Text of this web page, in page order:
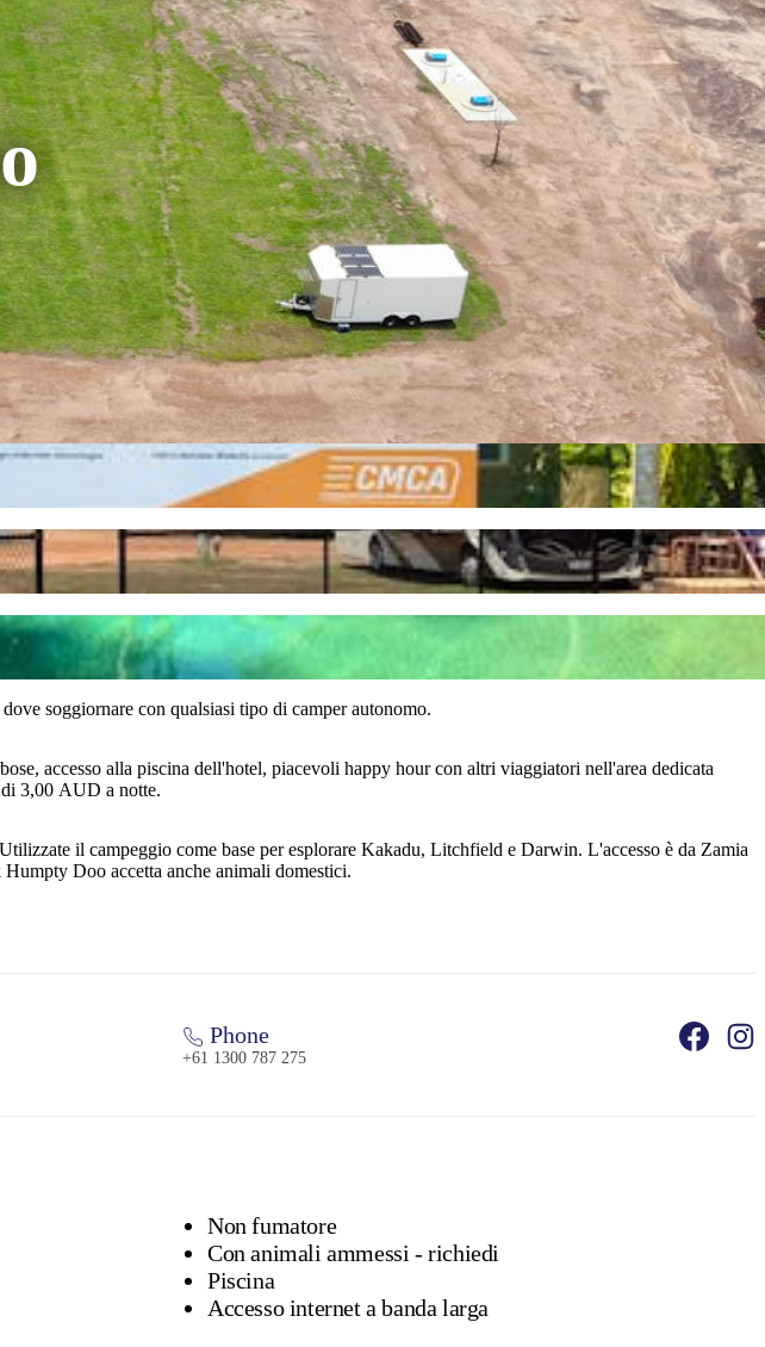
soggiornare con qualsiasi tipo di camper autonomo.
accesso alla piscina dell'hotel, piacevoli happy hour con altri viaggiatori nell'area dedicata
3,00 AUD a notte.
il campeggio come base per esplorare Kakadu, Litchfield e Darwin. L'accesso è da Zamia
Doo accetta anche animali domestici.
Phone
+61 1300 787 275
Non fumatore
Con animali ammessi - richiedi
Piscina
Accesso internet a banda larga